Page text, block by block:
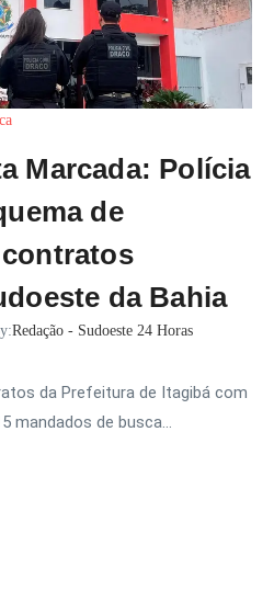
Marcada: Polícia
de
da Bahia
Redação - Sudoeste 24 Horas
da Prefeitura de Itagibá com
mandados de busca…